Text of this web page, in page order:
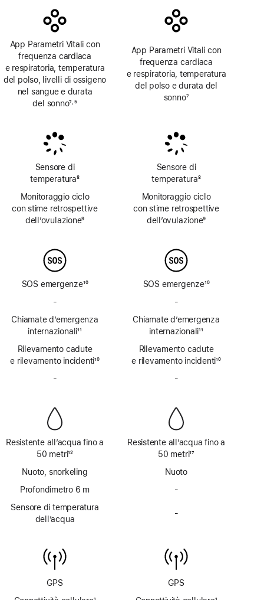
App Parametri Vitali con
frequenza cardiaca
e respiratoria, temperatura
del polso, livelli di ossigeno
nel sangue e durata
del sonno7 5
Sensore di
temperatura8
Monitoraggio ciclo
con stime retrospettive
dell’ovulazione9
SOS emergenze10
-
via
satellite
non
disponibile
Chiamate d’emergenza
internazionali11
Rilevamento cadute
e rilevamento incidenti10
-
Resistente all’acqua fino a
50 metri12
Nuoto, snorkeling
Profondimetro 6 m
Sensore di temperatura
dell’acqua
GPS
App Parametri Vitali con
frequenza cardiaca
e respiratoria, temperatura
del polso e durata del
sonno7
Sensore di
temperatura8
Monitoraggio ciclo
con stime retrospettive
dell’ovulazione9
SOS emergenze10
-
via
satellite
non
disponibile
Chiamate d’emergenza
internazionali11
Rilevamento cadute
e rilevamento incidenti10
-
Resistente all’acqua fino a
50 metri17
Nuoto
-
-
non
disponibile
GPS